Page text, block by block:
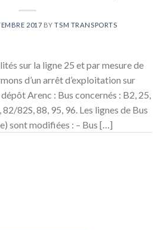
2017 BYTSM TRANSPORTS
sur la ligne 25 et par mesure de
d’un arrêt d’exploitation sur
Arenc : Bus concernés : B2, 25,
82S, 88, 95, 96. Les lignes de Bus
sont modifiées : – Bus […]